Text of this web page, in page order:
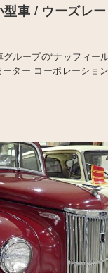
車 / ウーズレ
ループの“ナッフィー
ター コーポレーショ